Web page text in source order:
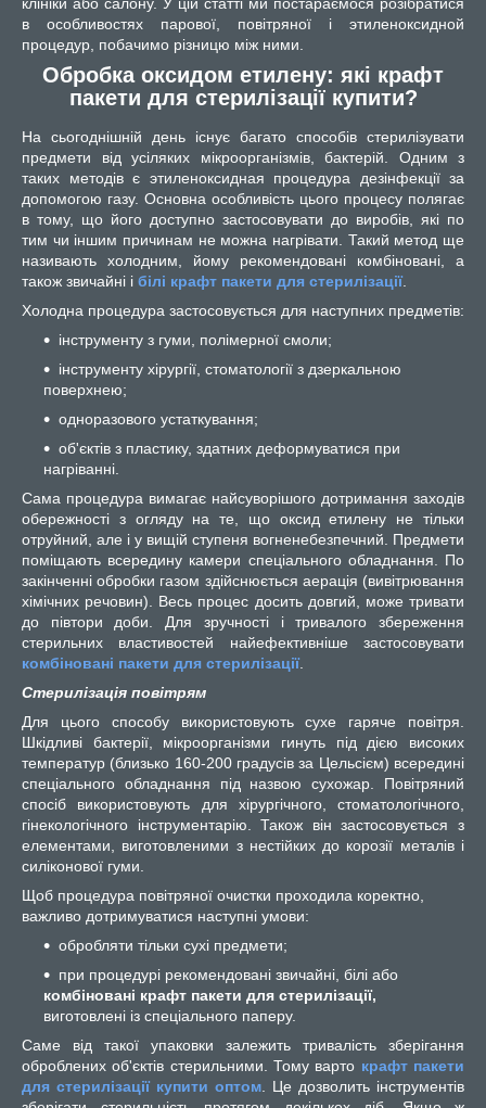
в особливостях парової, повітряної і этиленоксидной
процедур, побачимо різницю між ними.
Обробка оксидом етилену: які крафт
пакети для стерилізації купити?
На сьогоднішній день існує багато способів стерилізувати
предмети від усіляких мікроорганізмів, бактерій. Одним з
таких методів є этиленоксидная процедура дезінфекції за
допомогою газу. Основна особливість цього процесу полягає
в тому, що його доступно застосовувати до виробів, які по
тим чи іншим причинам не можна нагрівати. Такий метод ще
називають холодним, йому рекомендовані комбіновані, а
також звичайні і білі крафт пакети для стерилізації.
Холодна процедура застосовується для наступних предметів:
інструменту з гуми, полімерної смоли;
інструменту хірургії, стоматології з дзеркальною
поверхнею;
одноразового устаткування;
об'єктів з пластику, здатних деформуватися при
нагріванні.
Сама процедура вимагає найсуворішого дотримання заходів
обережності з огляду на те, що оксид етилену не тільки
отруйний, але і у вищій ступеня вогненебезпечний. Предмети
поміщають всередину камери спеціального обладнання. По
закінченні обробки газом здійснюється аерація (вивітрювання
хімічних речовин). Весь процес досить довгий, може тривати
до півтори доби. Для зручності і тривалого збереження
стерильних властивостей найефективніше застосовувати
комбіновані пакети для стерилізації.
Стерилізація повітрям
Для цього способу використовують сухе гаряче повітря.
Шкідливі бактерії, мікроорганізми гинуть під дією високих
температур (близько 160-200 градусів за Цельсієм) всередині
спеціального обладнання під назвою сухожар. Повітряний
спосіб використовують для хірургічного, стоматологічного,
гінекологічного інструментарію. Також він застосовується з
елементами, виготовленими з нестійких до корозії металів і
силіконової гуми.
Щоб процедура повітряної очистки проходила коректно,
важливо дотримуватися наступні умови:
обробляти тільки сухі предмети;
при процедурі рекомендовані звичайні, білі або
комбіновані крафт пакети для стерилізації,
виготовлені із спеціального паперу.
Саме від такої упаковки залежить тривалість зберігання
оброблених об'єктів стерильними. Тому варто крафт пакети
для стерилізації купити оптом . Це дозволить інструментів